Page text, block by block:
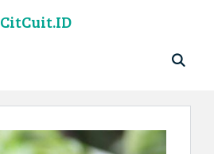
CitCuit.ID